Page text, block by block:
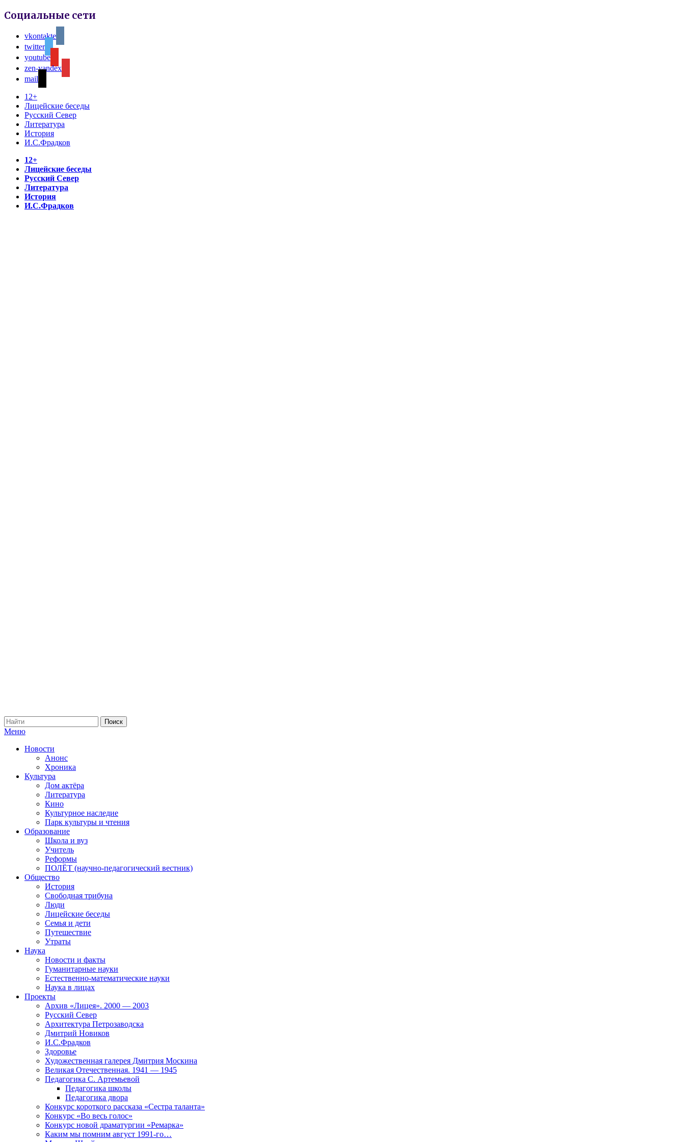
Социальные сети
vkontakte
twitter
youtube
zen-yandex
mail
12+
Лицейские беседы
Русский Север
Литература
История
И.С.Фрадков
12+
Лицейские беседы
Русский Север
Литература
История
И.С.Фрадков
Меню
Новости
Анонс
Хроника
Культура
Дом актёра
Литература
Кино
Культурное наследие
Парк культуры и чтения
Образование
Школа и вуз
Учитель
Реформы
ПОЛЁТ (научно-педагогический вестник)
Общество
История
Свободная трибуна
Люди
Лицейские беседы
Семья и дети
Путешествие
Утраты
Наука
Новости и факты
Гуманитарные науки
Естественно-математические науки
Наука в лицах
Проекты
Архив «Лицея». 2000 — 2003
Русский Север
Архитектура Петрозаводска
Дмитрий Новиков
И.С.Фрадков
Здоровье
Художественная галерея Дмитрия Москина
Великая Отечественная. 1941 — 1945
Педагогика С. Артемьевой
Педагогика школы
Педагогика двора
Конкурс короткого рассказа «Сестра таланта»
Конкурс «Во весь голос»
Конкурс новой драматургии «Ремарка»
Каким мы помним август 1991-го…